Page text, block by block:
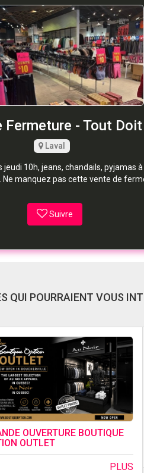
Fermeture - Tout
Laval
10h, jeans, chandails, pyjamas
Ne manquez pas cette vente de
Suivre
QUI POURRAIENT VOUS
OUVERTURE BOUTIQUE
OUTLET
PLUS